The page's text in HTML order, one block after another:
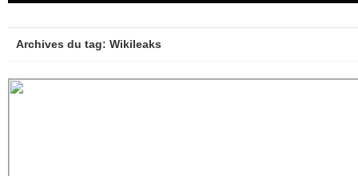
Archives du tag: Wikileaks